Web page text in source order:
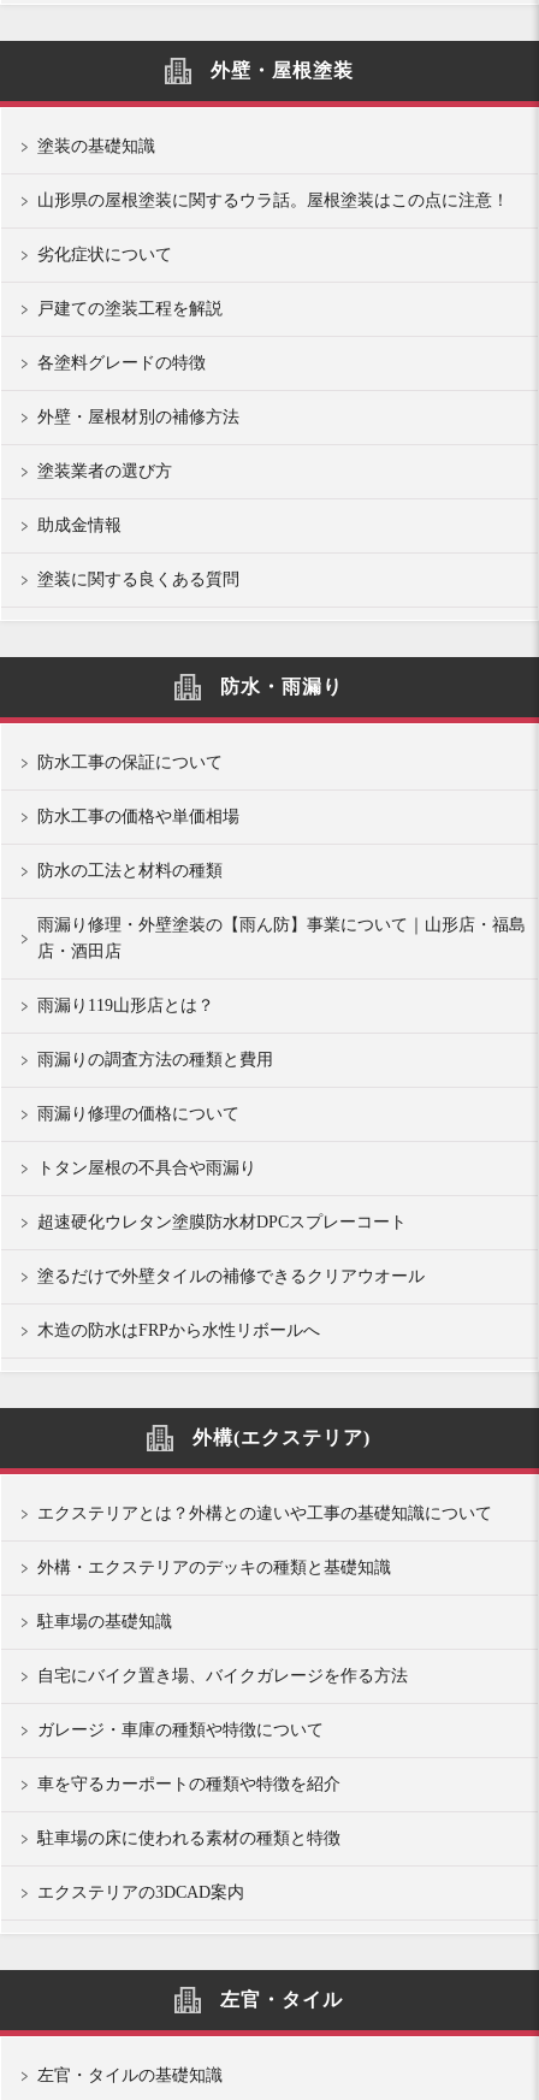
外壁・屋根塗装
塗装の基礎知識
山形県の屋根塗装に関するウラ話。屋根塗装はこの点に注意！
劣化症状について
戸建ての塗装工程を解説
各塗料グレードの特徴
外壁・屋根材別の補修方法
塗装業者の選び方
助成金情報
塗装に関する良くある質問
防水・雨漏り
防水工事の保証について
防水工事の価格や単価相場
防水の工法と材料の種類
雨漏り修理・外壁塗装の【雨ん防】事業について｜山形店・福島
店・酒田店
雨漏り119山形店とは？
雨漏りの調査方法の種類と費用
雨漏り修理の価格について
トタン屋根の不具合や雨漏り
超速硬化ウレタン塗膜防水材DPCスプレーコート
塗るだけで外壁タイルの補修できるクリアウオール
木造の防水はFRPから水性リボールへ
外構(エクステリア)
エクステリアとは？外構との違いや工事の基礎知識について
外構・エクステリアのデッキの種類と基礎知識
駐車場の基礎知識
自宅にバイク置き場、バイクガレージを作る方法
ガレージ・車庫の種類や特徴について
車を守るカーポートの種類や特徴を紹介
駐車場の床に使われる素材の種類と特徴
エクステリアの3DCAD案内
左官・タイル
左官・タイルの基礎知識